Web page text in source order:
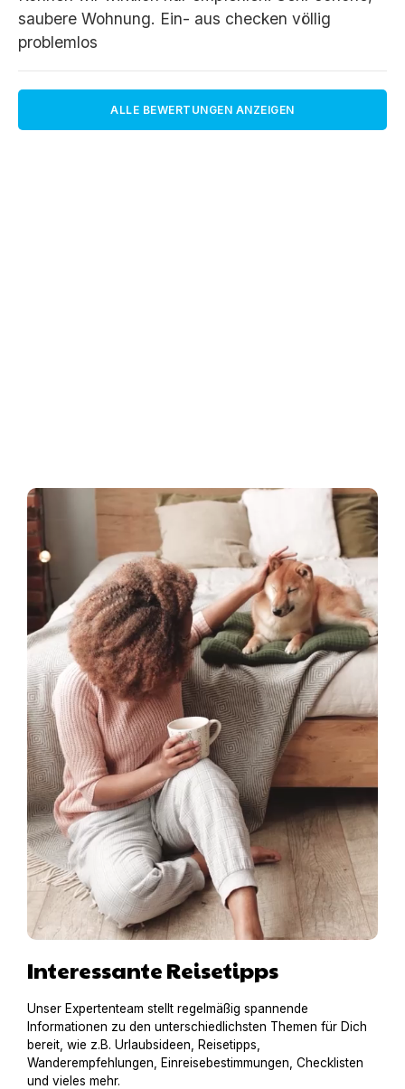
saubere Wohnung. Ein- aus checken völlig
problemlos
ALLE BEWERTUNGEN ANZEIGEN
Interessante Reisetipps
Unser Expertenteam stellt regelmäßig spannende
Informationen zu den unterschiedlichsten Themen für Dich
bereit, wie z.B. Urlaubsideen, Reisetipps,
Wanderempfehlungen, Einreisebestimmungen, Checklisten
und vieles mehr.